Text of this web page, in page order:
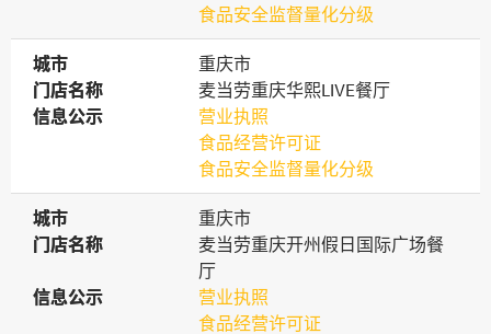
食品安全监督量化分级
城市
城市
重庆市
门店名称
门店名称
麦当劳重庆华熙LIVE餐厅
信息公示
信息公示
营业执照
食品经营许可证
食品安全监督量化分级
城市
城市
重庆市
门店名称
门店名称
麦当劳重庆开州假日国际广场餐
厅
信息公示
信息公示
营业执照
食品经营许可证